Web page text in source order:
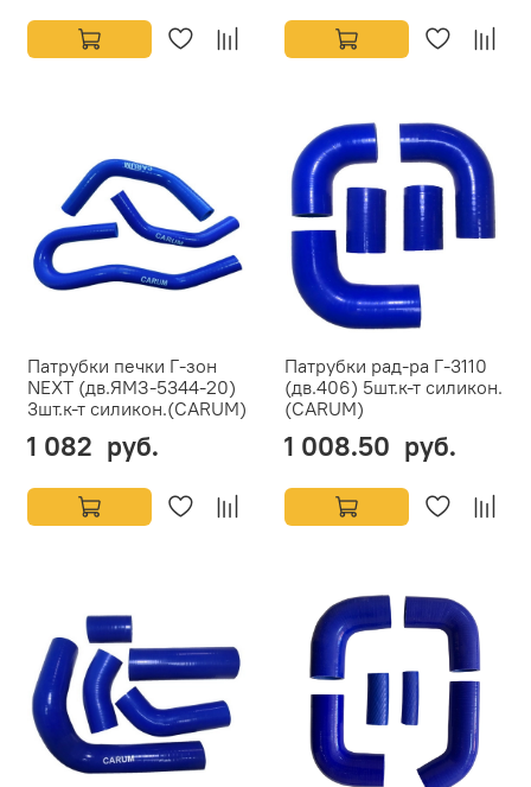
Патрубки печки Г-зон
NEXT (дв.ЯМЗ-5344-20)
3шт.к-т силикон.(CARUM)
1 082 руб.
Патрубки рад-ра Г-3110
(дв.406) 5шт.к-т силикон.
(CARUM)
1 008.50 руб.